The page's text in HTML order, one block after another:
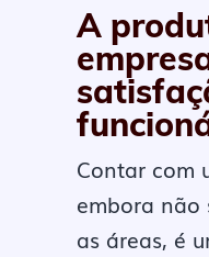
A
Contar com
embora
as áreas, é